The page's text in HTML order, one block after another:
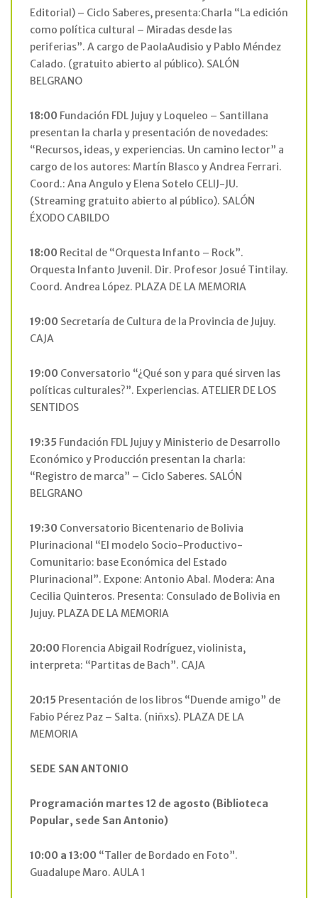
Editorial) – Ciclo Saberes, presenta:Charla “La edición
como política cultural – Miradas desde las
periferias”. A cargo de PaolaAudisio y Pablo Méndez
Calado. (gratuito abierto al público). SALÓN
BELGRANO
18:00 Fundación FDL Jujuy y Loqueleo – Santillana
presentan la charla y presentación de novedades:
“Recursos, ideas, y experiencias. Un camino lector” a
cargo de los autores: Martín Blasco y Andrea Ferrari.
Coord.: Ana Angulo y Elena Sotelo CELIJ-JU.
(Streaming gratuito abierto al público). SALÓN
ÉXODO CABILDO
18:00 Recital de “Orquesta Infanto – Rock”.
Orquesta Infanto Juvenil. Dir. Profesor Josué Tintilay.
Coord. Andrea López. PLAZA DE LA MEMORIA
19:00 Secretaría de Cultura de la Provincia de Jujuy.
CAJA
19:00 Conversatorio “¿Qué son y para qué sirven las
políticas culturales?”. Experiencias. ATELIER DE LOS
SENTIDOS
19:35 Fundación FDL Jujuy y Ministerio de Desarrollo
Económico y Producción presentan la charla:
“Registro de marca” – Ciclo Saberes. SALÓN
BELGRANO
19:30 Conversatorio Bicentenario de Bolivia
Plurinacional “El modelo Socio-Productivo-
Comunitario: base Económica del Estado
Plurinacional”. Expone: Antonio Abal. Modera: Ana
Cecilia Quinteros. Presenta: Consulado de Bolivia en
Jujuy. PLAZA DE LA MEMORIA
20:00 Florencia Abigail Rodríguez, violinista,
interpreta: “Partitas de Bach”. CAJA
20:15 Presentación de los libros “Duende amigo” de
Fabio Pérez Paz – Salta. (niñxs). PLAZA DE LA
MEMORIA
SEDE SAN ANTONIO
Programación martes 12 de agosto (Biblioteca
Popular, sede San Antonio)
10:00 a 13:00 “Taller de Bordado en Foto”.
Guadalupe Maro. AULA 1